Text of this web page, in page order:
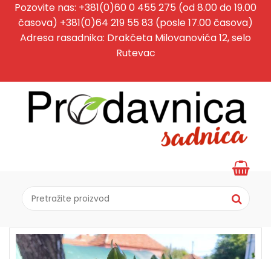
Pozovite nas: +381(0)60 0 455 275 (od 8.00 do 19.00
časova) +381(0)64 219 55 83 (posle 17.00 časova)
Adresa rasadnika: Drakčeta Milovanovića 12, selo
Rutevac